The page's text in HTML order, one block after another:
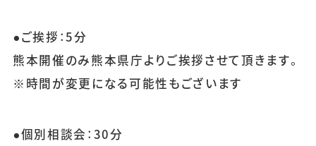
●ご挨拶：5分
熊本開催のみ熊本県庁よりご挨拶させて頂きます。
※時間が変更になる可能性もございます
●個別相談会：30分